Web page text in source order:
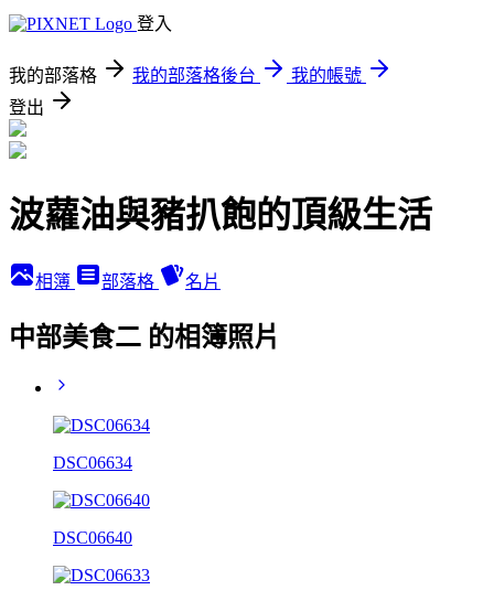
登入
我的部落格 我的部落格後台
我的帳號
登出
波蘿油與豬扒飽的頂級生活
相簿 部落格 名片
中部美食二 的相簿照片
DSC06634
DSC06640